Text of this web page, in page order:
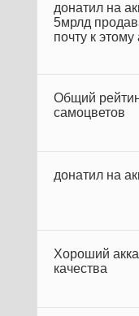
донатил на
5мрлд
почту к этому
Общий
самоцветов
донатил на
Хороший
качества